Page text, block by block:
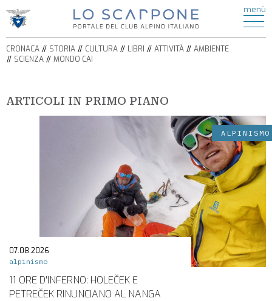
menù
HOME
CRONACA
STORIA
AMBIENTE
ATTIVITÀ
ESCURSIONISMO
ALPINISMO
ARRAMPICATA
SPELEOLOGIA
SEZIONI
GRUPPI
REGIONALI
CRONACA STORIA CULTURA LIBRI ATTIVITÀ
AMBIENTE
SCIENZA
MONDO CAI
ARTICOLI IN PRIMO PIANO
ALPINISMO
07.08.2026
alpinismo
11 ORE D'INFERNO: HOLEČEK E
PETREČEK RINUNCIANO AL NANGA